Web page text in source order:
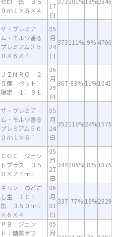
０ｍｌ×６×４
17
日
ザ・プレミア
ム・モルツ香る
プレミアム３５
０×６×４
05
月
24
日
373111% 9% 4706
ＪＩＮＲＯ ２
５度 ペット
限定 １．８Ｌ
06
月
29
日
367 83% 11%1041
ザ・プレミア
ム・モルツ香る
プレミアム５０
０ｍｌ×６
05
月
24
日
352116%24%1575
ＣＧＣ ジェン
トプラス ３５
０×２４ｍｌ
05
月
27
日
344105% 8% 1875
キリン のどご
し生 ＩＣＥ
缶 ３５０ｍｌ
×６×４
06
月
01
日
337 77% 16%2329
ＰＢ ジェン
ト：糖質オフ
05
月